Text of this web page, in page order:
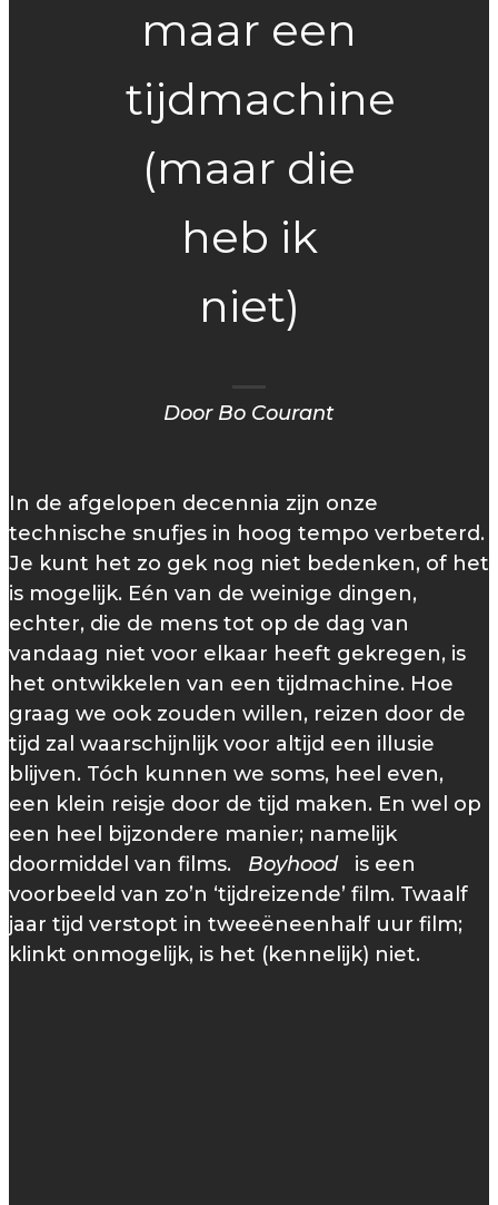
maar een
tijdmachine
(maar die
heb ik
niet)
Door Bo Courant
In de afgelopen decennia zijn onze
technische snufjes in hoog tempo verbeterd.
Je kunt het zo gek nog niet bedenken, of het
is mogelijk. Eén van de weinige dingen,
echter, die de mens tot op de dag van
vandaag niet voor elkaar heeft gekregen, is
het ontwikkelen van een tijdmachine. Hoe
graag we ook zouden willen, reizen door de
tijd zal waarschijnlijk voor altijd een illusie
blijven. Tóch kunnen we soms, heel even,
een klein reisje door de tijd maken. En wel op
een heel bijzondere manier; namelijk
doormiddel van films. Boyhoodis een
voorbeeld van zo’n ‘tijdreizende’ film. Twaalf
jaar tijd verstopt in tweeëneenhalf uur film;
klinkt onmogelijk, is het (kennelijk) niet.